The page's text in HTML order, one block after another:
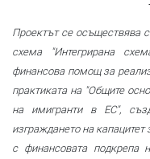
Проектът се осъществява
схема "Интегрирана
финансова помощ за
практиката на "Общите
на имигранти в ЕС",
изграждането на
с финансовата подкрепа